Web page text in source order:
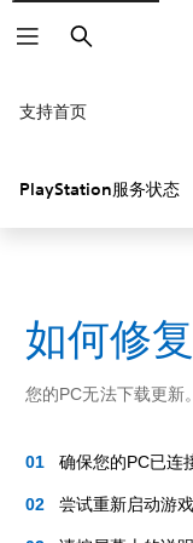
搜
索
支持首页
PlayStation服务状态
如何修
您的PC无法下载更新。
确保您的PC已连
尝试重新启动游